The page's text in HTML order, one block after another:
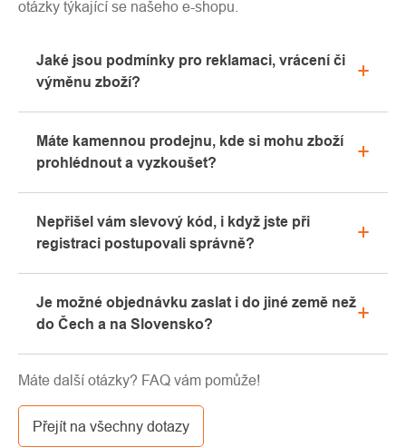
otázky týkající se našeho e-shopu.
Jaké jsou podmínky pro reklamaci, vrácení či
výměnu zboží?
v sekci "Vše o nákupu" nebo nás kontaktujte
emailem či telefonicky.
Máte kamennou prodejnu, kde si mohu zboží
prohlédnout a vyzkoušet?
Rádi vám zde poradíme s výběrem vhodného
vybavení, které si můžete vyzkoušet přímo v našem
Nepřišel vám slevový kód, i když jste při
registraci postupovali správně?
záložku „hromadné“ nebo „SPAM“, velice často zde
email s kódem končí. Pokud jste i přesto svůj
info@pavouci.cz
Je možné objednávku zaslat i do jiné země než
do Čech a na Slovensko?
GLS. Cena této dopravy je dle kalkulace od
dopravce.
Máte další otázky? FAQ vám pomůže!
Přejít na všechny dotazy